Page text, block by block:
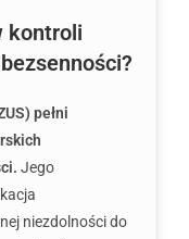
kontroli
pełni
Jego
niezdolności do